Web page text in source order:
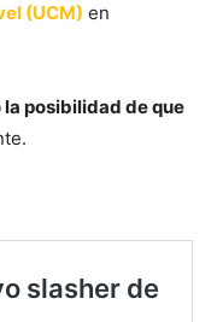
(UCM) en
posibilidad de que